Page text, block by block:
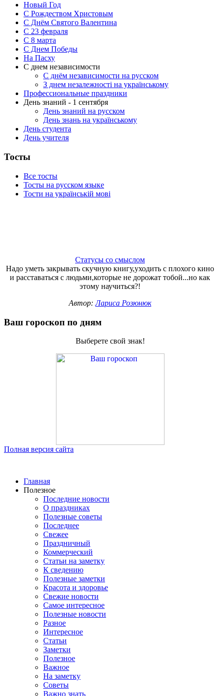
Новый Год
С Рождеством Христовым
С Днём Святого Валентина
С 23 февраля
C 8 марта
С Днем Победы
На Пасху
С днем независимости
С днём независимости на русском
З днем незалежності на українському
Профессиональные праздники
День знаний - 1 сентября
День знаний на русском
День знань на українському
День студента
День учителя
Тосты
Все тосты
Тосты на русском языке
Тости на українській мові
Статусы со смыслом
Надо уметь закрывать скучную книгу,уходить с плохого кино
и расставаться с людьми,которые не дорожат тобой...но как
этому научиться?!
Автор:Лариса Розюнюк
Ваш гороскоп по дням
Выберете свой знак!
Полная версия сайта
Главная
Полезное
Последние новости
О праздниках
Полезные советы
Последнее
Свежее
Праздничный
Коммерческий
Статьи на заметку
К сведению
Полезные заметки
Красота и здоровье
Свежие новости
Самое интересное
Полезные новости
Разное
Интересное
Статьи
Заметки
Полезное
Важное
На заметку
Советы
Важно знать